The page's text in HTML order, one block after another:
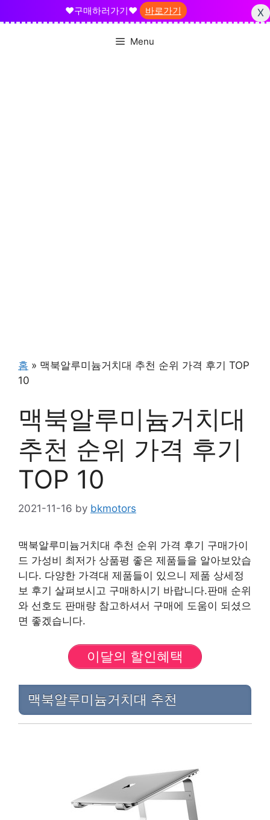
❤️구매하러가기❤️ 바로가기
X
Menu
홈 » 맥북알루미늄거치대 추천 순위 가격 후기 TOP
10
맥북알루미늄거치대
추천 순위 가격 후기
TOP 10
2021-11-16 by bkmotors
맥북알루미늄거치대 추천 순위 가격 후기 구매가이
드 가성비 최저가 상품평 좋은 제품들을 알아보았습
니다. 다양한 가격대 제품들이 있으니 제품 상세정
보 후기 살펴보시고 구매하시기 바랍니다.판매 순위
와 선호도 판매량 참고하셔서 구매에 도움이 되셨으
면 좋겠습니다.
이달의 할인혜택
맥북알루미늄거치대 추천